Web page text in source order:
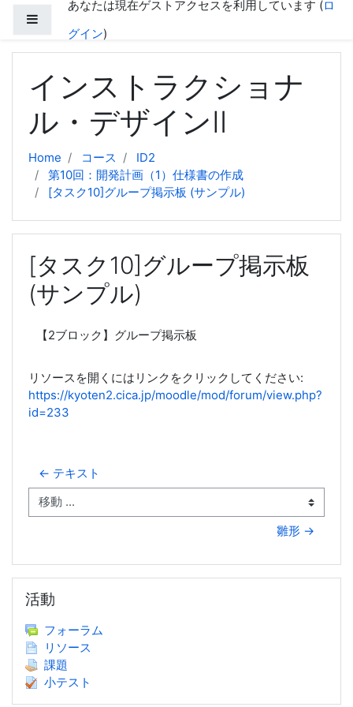
メインコンテンツへスキップする
あなたは現在ゲストアクセスを利用しています (ロ
グイン)
インストラクショナ
ル・デザインⅡ
Home コース
ID2
第10回：開発計画（1）仕様書の作成
[タスク10]グループ掲示板 (サンプル)
[タスク10]グループ掲示板
(サンプル)
【2ブロック】グループ掲示板
リソースを開くにはリンクをクリックしてください:
https://kyoten2.cica.jp/moodle/mod/forum/view.php?
id=233
← テキスト
移動 ...
雛形 →
活動
フォーラム
リソース
課題
小テスト